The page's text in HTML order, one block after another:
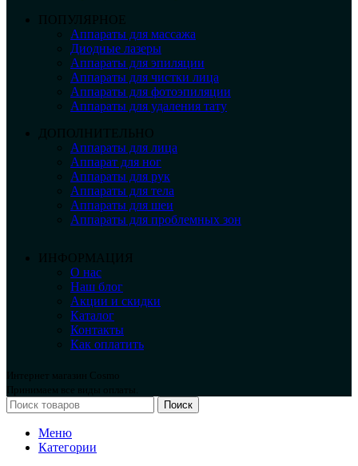
ПОПУЛЯРНОЕ
Аппараты для массажа
Диодные лазеры
Аппараты для эпиляции
Аппараты для чистки лица
Аппараты для фотоэпиляции
Аппараты для удаления тату
ДОПОЛНИТЕЛЬНО
Аппараты для лица
Аппарат для ног
Аппараты для рук
Аппараты для тела
Аппараты для шеи
Аппараты для проблемных зон
ИНФОРМАЦИЯ
О нас
Наш блог
Акции и скидки
Каталог
Контакты
Как оплатить
Интернет магазин Cosmo
Принимаем все виды оплаты.
Поиск
Меню
Категории